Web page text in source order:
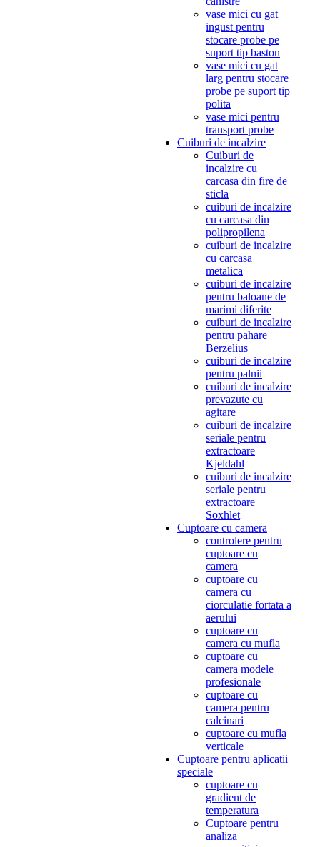
vase mici cu gat
ingust pentru
stocare probe pe
suport tip baston
vase mici cu gat
larg pentru stocare
probe pe suport tip
polita
vase mici pentru
transport probe
Cuiburi de incalzire
Cuiburi de
incalzire cu
carcasa din fire de
sticla
cuiburi de incalzire
cu carcasa din
polipropilena
cuiburi de incalzire
cu carcasa
metalica
cuiburi de incalzire
pentru baloane de
marimi diferite
cuiburi de incalzire
pentru pahare
Berzelius
cuiburi de incalzire
pentru palnii
cuiburi de incalzire
prevazute cu
agitare
cuiburi de incalzire
seriale pentru
extractoare
Kjeldahl
cuiburi de incalzire
seriale pentru
extractoare
Soxhlet
Cuptoare cu camera
controlere pentru
cuptoare cu
camera
cuptoare cu
camera cu
ciorculatie fortata a
aerului
cuptoare cu
camera cu mufla
cuptoare cu
camera modele
profesionale
cuptoare cu
camera pentru
calcinari
cuptoare cu mufla
verticale
Cuptoare pentru aplicatii
speciale
cuptoare cu
gradient de
temperatura
Cuptoare pentru
analiza